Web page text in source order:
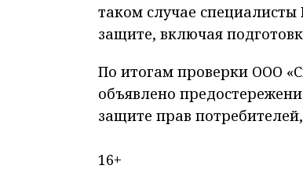
таком случае
защите, включая
По итогам проверки ООО
объявлено
защите прав
16+